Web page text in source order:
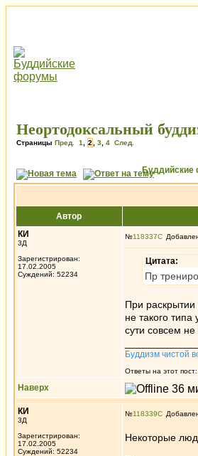
Неортодоксальный
Страницы Пред. 1 2 3 4 След.
Автор
КИ
3Д
Зарегистрирован:
17.02.2005
Суждений: 52234
№118337
Цитата:
Пр
При раскрытии
не такого
сути совсем
Буддизм чистой
Ответы на этот пост:
Наверх
КИ
3Д
Зарегистрирован:
17.02.2005
Суждений: 52234
№118339
Некоторые